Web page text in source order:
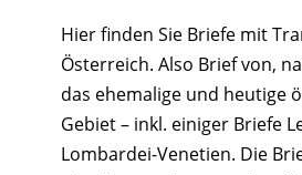
Hier finden Sie Briefe mit
Österreich. Also Brief von,
das ehemalige und heutige
Gebiet – inkl. einiger Briefe
Lombardei-Venetien. Die